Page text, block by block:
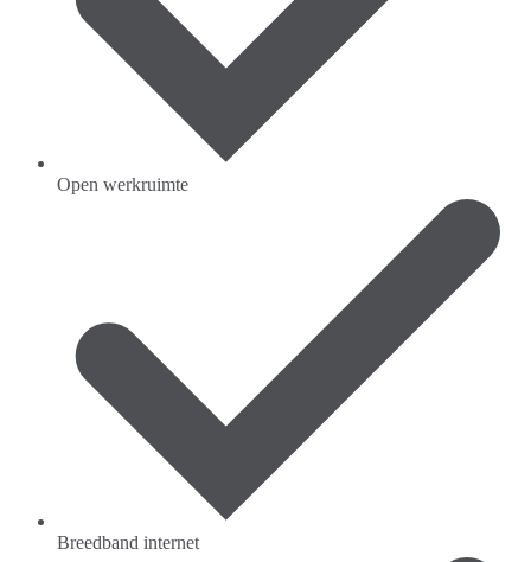
Open werkruimte
Breedband internet